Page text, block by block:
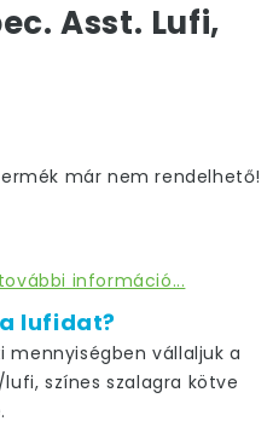
Asst. Lufi,
már nem rendelhető!
további információ...
lufidat?
mennyiségben vállaljuk a
színes szalagra kötve